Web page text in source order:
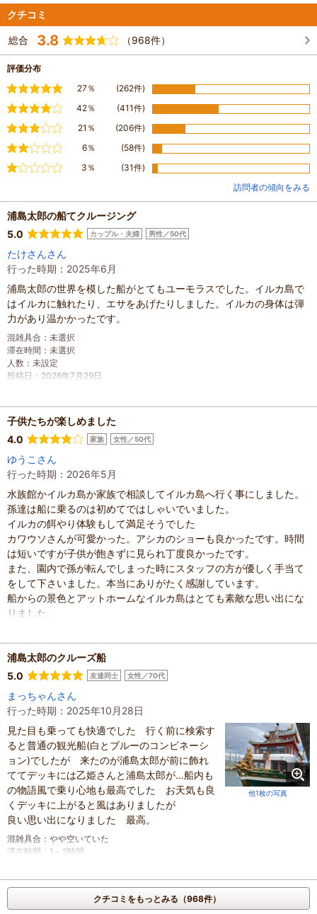
クチコミ
総合 3.8 （968件）
評価分布
満足27％ (262件)
やや満足
42％ (411件)
普通21％ (206件)
やや不満
6％ (58件)
3％
(31件)
訪問者の傾向をみる
浦島太郎の船てクルージング
5.0
カップル・夫婦 男性／50代
たけさんさん
行った時期：2025年6月
浦島太郎の世界を模した船がとてもユーモラスでした。イルカ島で
はイルカに触れたり、エサをあげたりしました。イルカの身体は弾
力があり温かかったです。
混雑具合 ： 未選択
滞在時間 ： 未選択
人数 ： 未設定
投稿日 ： 2026年7月29日
子供たちが楽しめました
4.0
家族 女性／50代
ゆうこさん
行った時期：2026年5月
水族館かイルカ島か家族で相談してイルカ島へ行く事にしました。
孫達は船に乗るのは初めてではしゃいでいました。
イルカの餌やり体験もして満足そうでした
カワウソさんが可愛かった。アシカのショーも良かったです。時間
は短いですが子供が飽きずに見られ丁度良かったです。
また、園内で孫が転んでしまった時にスタッフの方が優しく手当て
をして下さいました。本当にありがたく感謝しています。
船からの景色とアットホームなイルカ島はとても素敵な思い出にな
りました。
滞在時間：未選択
人数：未設定
投稿日： 2026年5月26日
浦島太郎のクルーズ船
5.0
友達同士 女性／70代
まっちゃんさん
行った時期：2025年10月28日
他1枚の写真
見た目も乗っても快適でした 行く前に検索す
ると普通の観光船(白とブルーのコンビネーシ
ョン)でしたが 来たのが浦島太郎が前に飾れ
ててデッキには乙姫さんと浦島太郎が…船内も
の物語風で乗り心地も最高でした お天気も良
くデッキに上がると風はありましたが
良い思い出になりました 最高。
混雑具合 ： やや空いていた
滞在時間 ： 1～2時間
投稿日：2025年10月29日
クチコミをもっとみる（968件）